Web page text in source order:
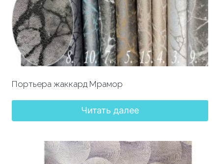
Портьера жаккард Мрамор
Читать далее